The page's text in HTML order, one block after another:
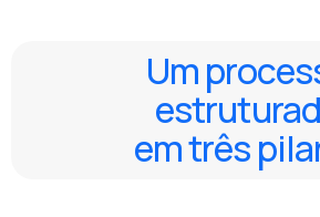
Um
em três